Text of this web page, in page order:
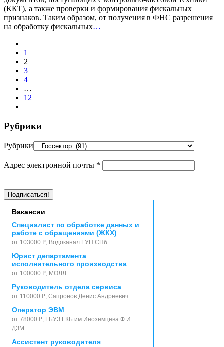
(ККТ), а также проверки и формирования фискальных
признаков. Таким образом, от получения в ФНС разрешения
на обработку фискальных…
1
2
3
4
…
12
Рубрики
Рубрики
Адрес электронной почты *
Вакансии
Специалист по обработке данных и
работе с обращениями (ЖКХ)
от 103000 ₽, Водоканал ГУП СПб
Юрист департамента
исполнительного производства
от 100000 ₽, МОЛЛ
Руководитель отдела сервиса
от 110000 ₽, Сапронов Денис Андреевич
Оператор ЭВМ
от 78000 ₽, ГБУЗ ГКБ им Иноземцева Ф.И.
ДЗМ
Ассистент руководителя